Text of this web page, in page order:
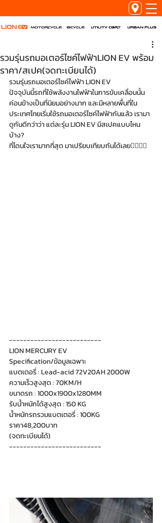
Motorcycle Bicycle Utility Cart URBAN PLUS
รวมรุ่นรถมอเตอร์ไซค์ไฟฟ้าLION EV พร้อม
ราคา/สเปค(จดทะเบียนได้)
รวมรุ่นรถมอเตอร์ไซค์ไฟฟ้า LION EV
ปัจจุบันนี้รถที่ใช้พลังงานไฟฟ้าในการขับเคลื่อนนั้น
ค่อนข้างเป็นที่นิยมอย่างมาก และมีหลายพื้นที่ใน
ประเทศไทยเริ่มใช้รถมอเตอร์ไซค์ไฟฟ้ากันแล้ว เรามา
ดูกันดีกว่าว่า แต่ละรุ่น LION EV มีสเปคแบบไหน
บ้าง?
ที่โดนใจเรามากที่สุด มาเปรียบเทียบกันได้เลย👇🏻👇🏻
--------------------------
LION MERCURY EV
Specification/ข้อมูลเฉพาะ
แบตเตอรี่ : Lead-acid 72V20AH 2000W
ความเร็วสูงสุด : 70KM/H
ขนาดรถ : 1000x1900x1280MM
รับน้ำหนักได้สูงสุด : 150 KG
น้ำหนักรถรวมแบตเตอรี่ : 100KG
ราคา48,200บาท
(จดทะเบียนได้)
--------------------------